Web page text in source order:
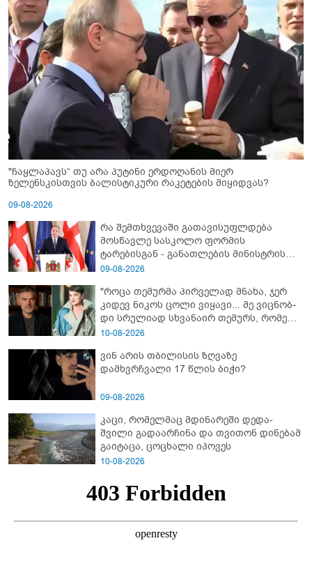
"ჩაყლაპავს“ თუ არა პუტინი ერდოღანის მიერ
ზელენსკისთვის ბალისტიკური რაკეტების მიყიდვას?
09-08-2026
რა შემთხვევაში გათავისუფლდება
მოსწავლე სასკოლო ფორმის
ტარებისგან - განათლების მინისტრის
განმარტება
09-08-2026
"როცა თემურმა პირველად მნახა, ჯერ
კიდევ ნიკოს ცოლი ვიყავი... მე ვიც­ნობ­
დი სრუ­ლი­ად სხვა­ნა­ირ თე­მურს, რო­მელ­
საც მა­შინ არც ბიზ­ნე­სი ჰქონ­და, არა­ფე­რი
თემურ უგულავაზე?
10-08-2026
ვინ არის თბილისის ზღვაზე
დამხვრჩვალი 17 წლის ბიჭი?
09-08-2026
კაცი, რომელმაც მდინარეში დედა-
შვილი გადაარჩინა და თვითონ დინებამ
გაიტაცა, ცოცხალი იპოვეს
10-08-2026